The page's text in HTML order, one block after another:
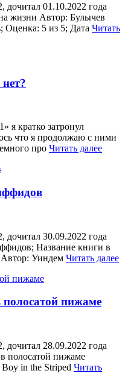
дочитал 01.10.2022 года
жизни Автор: Булычев
Оценка: 5 из 5; Дата Читать
я кратко затронул
что я продолжаю с ними
про Читать далее
дочитал 30.09.2022 года
Название книги в
Автор: Уиндем Читать далее
пижаме
дочитал 28.09.2022 года
полосатой пижаме
in the Striped Читать